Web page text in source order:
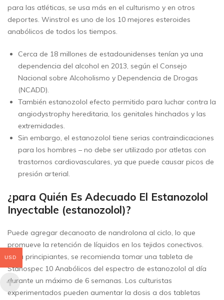
para las atléticas, se usa más en el culturismo y en otros
deportes. Winstrol es uno de los 10 mejores esteroides
anabólicos de todos los tiempos.
Cerca de 18 millones de estadounidenses tenían ya una
dependencia del alcohol en 2013, según el Consejo
Nacional sobre Alcoholismo y Dependencia de Drogas
(NCADD).
También estanozolol efecto permitido para luchar contra la
angiodystrophy hereditaria, los genitales hinchados y las
extremidades.
Sin embargo, el estanozolol tiene serias contraindicaciones
para los hombres – no debe ser utilizado por atletas con
trastornos cardiovasculares, ya que puede causar picos de
presión arterial.
¿para Quién Es Adecuado El Estanozolol
Inyectable (estanozolol)?
Puede agregar decanoato de nandrolona al ciclo, lo que
promueve la retención de líquidos en los tejidos conectivos.
Para principiantes, se recomienda tomar una tableta de
Stanospec 10 Anabólicos del espectro de estanozolol al día
durante un máximo de 6 semanas. Los culturistas
experimentados pueden aumentar la dosis a dos tabletas
USD